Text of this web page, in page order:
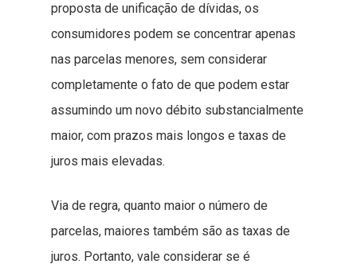
proposta de unificação de dívidas, os
consumidores podem se concentrar apenas
nas parcelas menores, sem considerar
completamente o fato de que podem estar
assumindo um novo débito substancialmente
maior, com prazos mais longos e taxas de
juros mais elevadas.
Via de regra, quanto maior o número de
parcelas, maiores também são as taxas de
juros. Portanto, vale considerar se é